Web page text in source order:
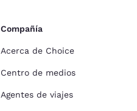
Compañía
Acerca de Choice
Centro de medios
Agentes de viajes